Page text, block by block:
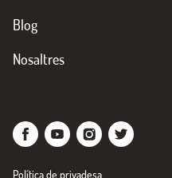
Blog
Nosaltres
Política de privadesa